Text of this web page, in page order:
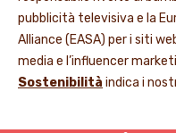
pubblicità televisiva e la
Alliance (EASA) per i siti
media e l’influencer
Sostenibilità indica i